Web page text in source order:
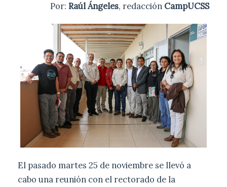
Por: Raúl Ángeles, redacción CampUCSS
El pasado martes 25 de noviembre se llevó a
cabo una reunión con el rectorado de la